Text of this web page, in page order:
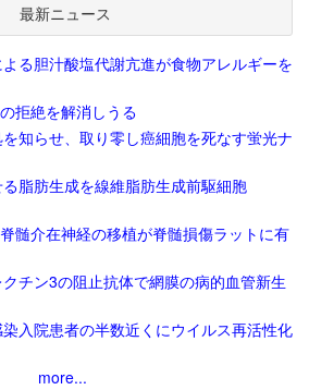
最新ニュース
る胆汁酸塩代謝亢進が食物アレルギーを
拒絶を解消しうる
知らせ、取り零し癌細胞を死なす蛍光ナ
脂肪生成を線維脂肪生成前駆細胞
髄介在神経の移植が脊髄損傷ラットに有
チン3の阻止抗体で網膜の病的血管新生
入院患者の半数近くにウイルス再活性化
more...